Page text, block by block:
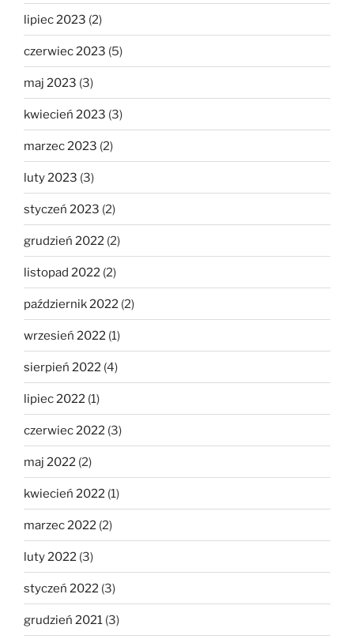
lipiec 2023 (2)
czerwiec 2023 (5)
maj 2023 (3)
kwiecień 2023 (3)
marzec 2023 (2)
luty 2023 (3)
styczeń 2023 (2)
grudzień 2022 (2)
listopad 2022 (2)
październik 2022 (2)
wrzesień 2022 (1)
sierpień 2022 (4)
lipiec 2022 (1)
czerwiec 2022 (3)
maj 2022 (2)
kwiecień 2022 (1)
marzec 2022 (2)
luty 2022 (3)
styczeń 2022 (3)
grudzień 2021 (3)